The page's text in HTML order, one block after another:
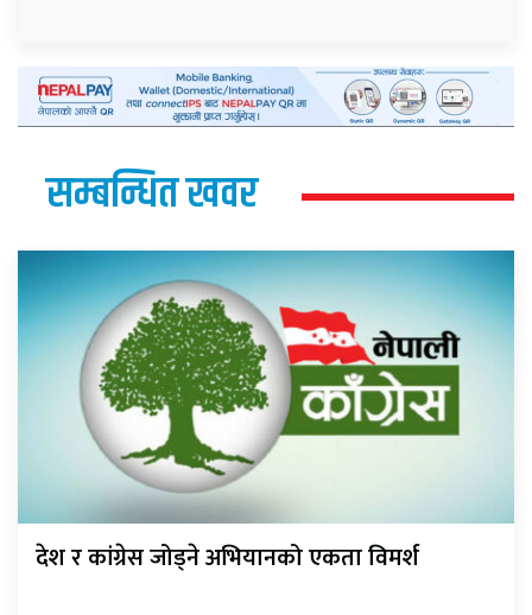
सम्बन्धित खवर
देश र कांग्रेस जोड्ने अभियानको एकता विमर्श